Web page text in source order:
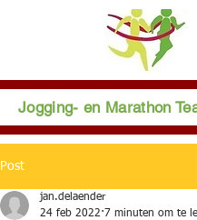
Jogging- en Marathon
Post
jan.delaender
24 feb 2022 7 minuten om te